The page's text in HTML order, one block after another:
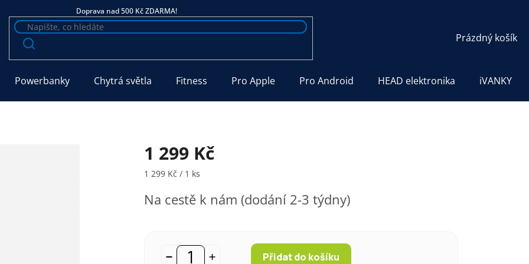
Doprava nad 500 Kč ZDARMA!
NÁKUPNÍ
Prázdný košík
Powerbanky Chytrá světla Fitness Pro Apple Pro Android HEAD elektronika iVANKY
1 299 Kč
Měrná cena:
1 299 Kč / 1 ks
Na cestě k nám (dodání 2-3 týdny)
Přidat do košíku